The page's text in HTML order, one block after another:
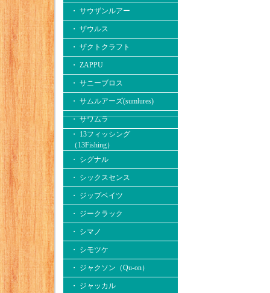
・ サウザンルアー
・ ザウルス
・ ザクトクラフト
・ ZAPPU
・ サニーブロス
・ サムルアーズ(sumlures)
・ サワムラ
・ 13フィッシング
（13Fishing）
・ シグナル
・ シックスセンス
・ ジップベイツ
・ ジークラック
・ シマノ
・ シモツケ
・ ジャクソン（Qu-on）
・ ジャッカル